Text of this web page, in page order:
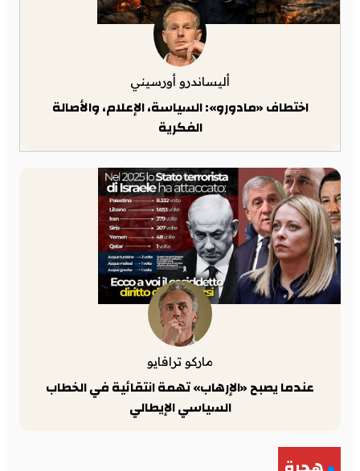
أليساندرو أورسيني
اختطاف «مادورو»: السياسة، الإعلام، والأصالة
الفكرية
ماركو ترافايو
عندما يصبح «الإرهاب» تهمة انتقائية في الخطاب
السياسي الإيطالي